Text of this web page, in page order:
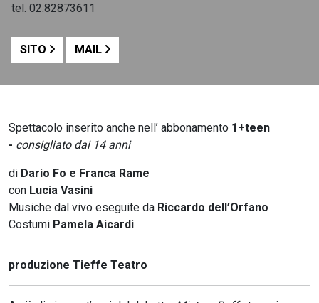
tel. 02.82873611
SITO MAIL
Spettacolo inserito anche nell’ abbonamento 1+teen
- consigliato dai 14 anni
di Dario Fo e Franca Rame
con Lucia Vasini
Musiche dal vivo eseguite da Riccardo dell’Orfano
Costumi Pamela Aicardi
produzione Tieffe Teatro